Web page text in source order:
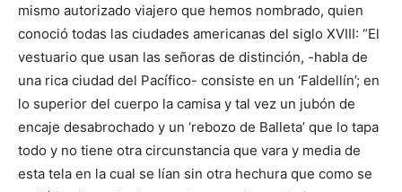
mismo autorizado viajero que hemos nombrado, quien
conoció todas las ciudades americanas del siglo XVIII: “El
vestuario que usan las señoras de distinción, -habla de
una rica ciudad del Pacífico- consiste en un ‘Faldellín’; en
lo superior del cuerpo la camisa y tal vez un jubón de
encaje desabrochado y un ‘rebozo de Balleta’ que lo tapa
todo y no tiene otra circunstancia que vara y media de
esta tela en la cual se lían sin otra hechura que como se